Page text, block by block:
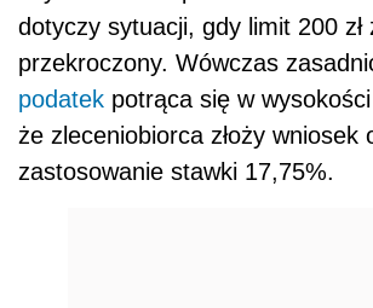
dotyczy sytuacji, gdy limit 200 zł
przekroczony. Wówczas
podatek potrąca się w
że zleceniobiorca złoży wniosek
zastosowanie stawki 17,75%.